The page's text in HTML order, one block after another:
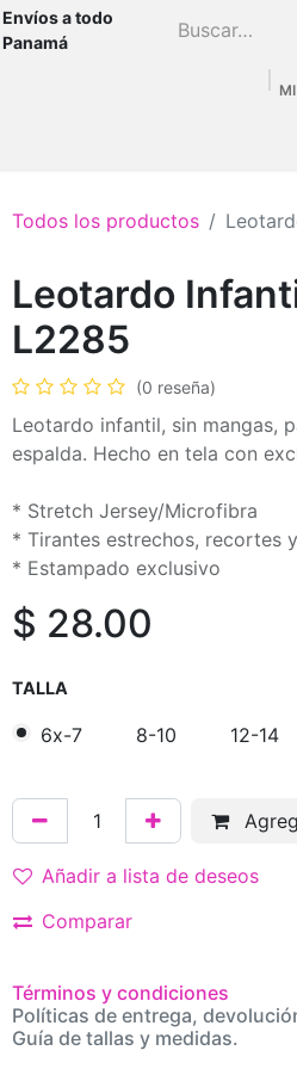
Envíos a todo
Panamá
Todos los productos
Leotardo
L2285
(0 reseña)
Leotardo infantil, sin mangas,
espalda. Hecho en tela con
* Stretch Jersey/Microfibra
* Tirantes estrechos, recortes
* Estampado exclusivo
$ 28.00
TALLA
6x-7 8-10 12-14
Añadir a lista de deseos
Comparar
Términos y condiciones
Políticas de entrega,
Guía de tallas y medidas.